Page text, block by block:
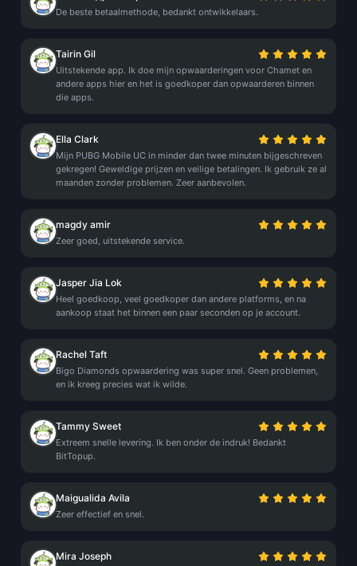
De beste betaalmethode, bedankt ontwikkelaars.
Tairin Gil
Uitstekende app. Ik doe mijn opwaarderingen voor Chamet en
andere apps hier en het is goedkoper dan opwaarderen binnen
die apps.
Ella Clark
Mijn PUBG Mobile UC in minder dan twee minuten bijgeschreven
gekregen! Geweldige prijzen en veilige betalingen. Ik gebruik ze al
maanden zonder problemen. Zeer aanbevolen.
magdy amir
Zeer goed, uitstekende service.
Jasper Jia Lok
Heel goedkoop, veel goedkoper dan andere platforms, en na
aankoop staat het binnen een paar seconden op je account.
Rachel Taft
Bigo Diamonds opwaardering was super snel. Geen problemen,
en ik kreeg precies wat ik wilde.
Tammy Sweet
Extreem snelle levering. Ik ben onder de indruk! Bedankt
BitTopup.
Maigualida Avila
Zeer effectief en snel.
Mira Joseph